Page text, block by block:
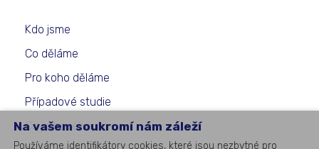
Na vašem soukromí nám záleží
Používáme identifikátory cookies, které jsou nezbytné pro
Kdo jsme
Co děláme
Pro koho děláme
Případové studie
Co je nového